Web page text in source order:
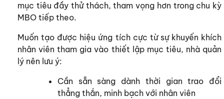
mục tiêu đầy thử thách, tham vọng hơn trong chu kỳ
MBO tiếp theo.
Muốn tạo được hiệu ứng tích cực từ sự khuyến khích
nhân viên tham gia vào thiết lập mục tiêu, nhà quản
lý nên lưu ý:
Cần sẵn sàng dành thời gian trao đổi
thẳng thắn, minh bạch với nhân viên